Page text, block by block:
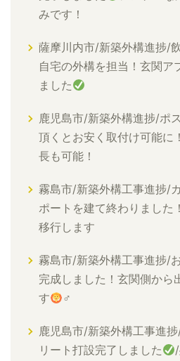
みです！
薩摩川内市/新築外構進捗/
自宅の外構を担当！玄関ア
ました
鹿児島市/新築外構進捗/ポ
頂くとお安く取付け可能に
長も可能！
霧島市/新築外構工事進捗/
ポートを建て終わりました
移行します
霧島市/新築外構工事進捗/
完成しました！玄関側から
す
‍♂
鹿児島市/新築外構工事進
リート打設完了しました